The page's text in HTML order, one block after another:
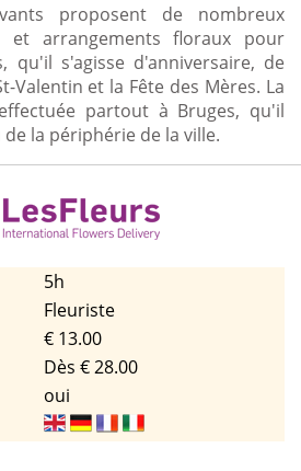
proposent de nombreux
et arrangements floraux pour
qu'il s'agisse d'anniversaire, de
Valentin et la Fête des Mères. La
partout à Bruges, qu'il
la périphérie de la ville.
5h
Fleuriste
€ 13.00
Dès € 28.00
oui